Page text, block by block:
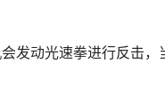
发动光速拳进行反击，